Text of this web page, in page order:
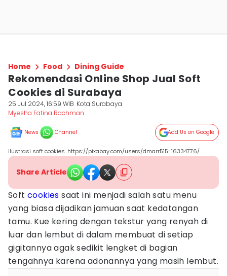
Home Food Dining Guide
Rekomendasi Online Shop Jual Soft
Cookies di Surabaya
25 Jul 2024, 16:59 WIB Kota Surabaya
Myesha Fatina Rachman
News Channel Add Us on Google
ilustrasi soft cookies. https://pixabay.com/users/dmarr515-16334776/
Share Article
Soft cookies saat ini menjadi salah satu menu
yang biasa dijadikan jamuan saat kedatangan
tamu. Kue kering dengan tekstur yang renyah di
luar dan lembut di dalam membuat di setiap
gigitannya agak sedikit lengket di bagian
tengahnya karena adonannya yang masih lembut.